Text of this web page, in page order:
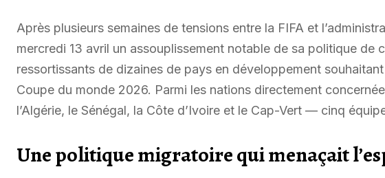
Après plusieurs semaines de tensions entre la FIFA et
mercredi 13 avril un assouplissement notable de sa politique de
ressortissants de dizaines de pays en développement
Coupe du monde 2026. Parmi les nations directement
l’Algérie, le Sénégal, la Côte d’Ivoire et le Cap-Vert — cinq
Une politique migratoire qui menaçait